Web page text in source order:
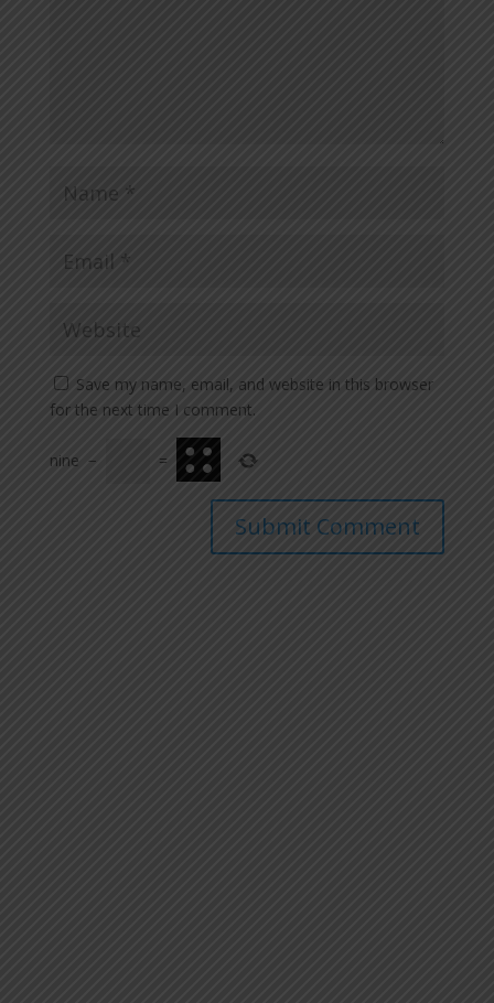
Save my name, email, and website in this browser
for the next time I comment.
nine − =